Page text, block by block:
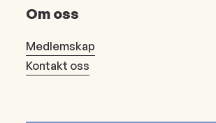
Om oss
Medlemskap
Kontakt oss